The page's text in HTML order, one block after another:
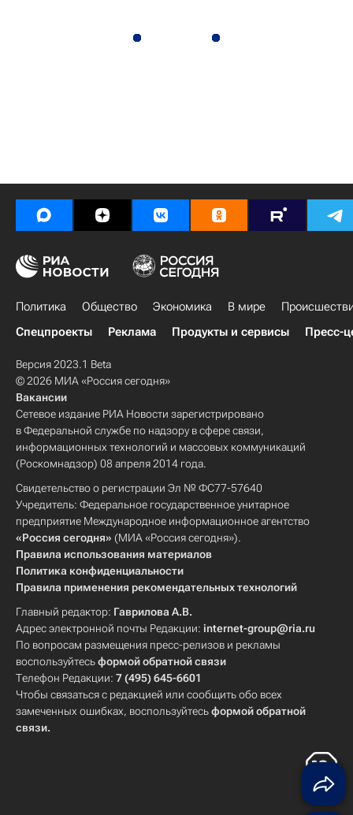
Политика Общество Экономика В мире
Спецпроекты
Реклама Продукты и сервисы Пресс-
Версия 2023.1 Beta
© 2026 МИА «Россия сегодня»
Вакансии
Сетевое издание РИА Новости зарегистрировано
в Федеральной службе по надзору в сфере связи,
информационных технологий и массовых коммуникаций
(Роскомнадзор) 08 апреля 2014 года.
Свидетельство о регистрации Эл № ФС77-57640
Учредитель: Федеральное государственное унитарное
предприятие Международное информационное агентство
«Россия сегодня» (МИА «Россия сегодня»).
Правила использования материалов
Политика конфиденциальности
Правила применения рекомендательных технологий
Главный редактор: Гаврилова А.В.
Адрес электронной почты Редакции: internet-group@ria.ru
По вопросам размещения пресс-релизов и рекламы
воспользуйтесьформой обратной связи
Телефон Редакции: 7 (495) 645-6601
Чтобы связаться с редакцией или сообщить обо всех
замеченных ошибках, воспользуйтесьформой обратной
связи.